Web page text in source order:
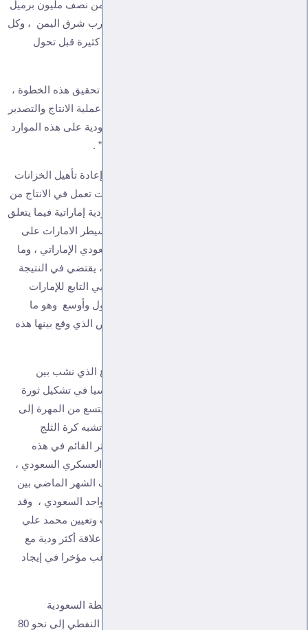
البحر العربي ) مع العلم أن اليمن كان ينتج أقل من نصف مليون برميل
من هذه المحطات النفطية بالإضافة إلى نفط مارب شرق اليمن ، وكل
الخطط لتوسيع الانتاج كانت بحاجة إلى اجراءات كثيرة قبل تحول
ماذا يعني ذلك ؟ وماهي العراقيل التي تقف في تحقيق هذه الخطوة ،
في ضل عدم الشفافية في الأرقام الحقيقية في عملية الانتاج والتصدير
منذ 5 سنوات ، بسبب السيطرة الإماراتية والسعودية على هذه الموارد
، والصراع القائم بين الإمارات و ” وحكومة هادي ” .
الخطة السعودية المطروحة لرفع الانتاج تقتضي إعادة تأهيل الخزانات
في الموانئ ، وإعادة الشركات النفطية التي كانت تعمل في الانتاج من
بينها هانت اويل الأمريكية ، بعد إجراء تسوية سعودية إماراتية فيما يتعلق
بمحطة بلحاف للغاز المسال في شبوة ، حيث تسيطر الامارات على
هذه المحطة والميناء ، وهو جزء من الخلاف السعودي الإماراتي ، وما
يحصل هو نهب منظم تقوم به الرياض وأبو ظبي ، يقتضي في النتيجة
النهائية الحفاظ على الصراع بين الإنتقالي الجنوبي التابع للإمارات
وحكومة هادي ، وتمديد هذا الصراع على نحو أطول وأوسع وهو ما
يفسر عدم جدية السعودية في تنفيذ اتفاق الرياض الذي وقع بينها هذه
من ضمن الخطة السعودية إطفاء الحريق والنزاع الذي نشب بين
الرياض وقبائل المهرة ، وهو نزاع لعب دورا سياسيا في تشكيل ثورة
وانتفاضة في المحافظات الجنوبية الشرقية كاد يتسع من المهرة إلى
شبوة مرورا بحضرموت اذ أن ثورة المهرة كانت تشبه كرة الثلج
بالنسبة للمناطق المجاورة ، ومحاولة تبريد التوتر القائم في هذه
المحافظات بسبب حجم وشكل وطبيعية الوجود العسكري السعودي ،
وصل التوتر إلى حالة الاشتباك العسكري منتصف الشهر الماضي بين
الجنود السعوديين وقبائل المهرة التي ترفض التواجد السعودي ، وقد
بدأ هذا التبريد بإبعاد محافظ المهرة راجح باكريت وتعيين محمد علي
ياسر مكانه ، والأخير أيضا موالي ولكن لديه ربما علاقة أكثر ودية مع
قبائل المهرة ، والسعودية هناك على كل حال ترغب مؤخرا في إيجاد
الغريب أن ” حكومة هادي ” تستبق تنفيذ هذه الخطة السعودية
بالحديث عن أن لديها خطة جديدة لزيادة إنتاجها النفطي إلى نحو 80